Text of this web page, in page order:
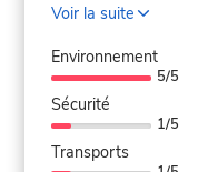
Modification
vous disent
Il utilise des jeunes
regarder par vos
gens comme si elle
homme torses nus
Voir la suite
Environnement
5/5
Sécurité
1/5
Transports